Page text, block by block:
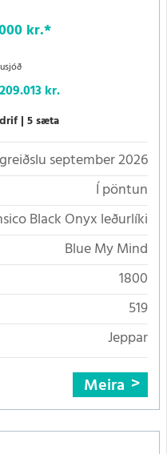
kr.*
209.013 kr.
5 sæta
september 2026
Í pöntun
Black Onyx leðurlíki
Blue My Mind
1800
519
Jeppar
Meira